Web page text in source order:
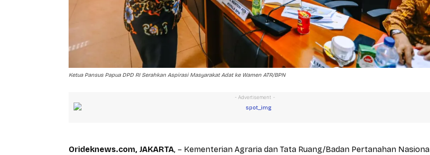
Ketua Pansus Papua DPD RI Serahkan Aspirasi Masyarakat Adat ke Wamen ATR/BPN
- Advertisement -
Orideknews.com, JAKARTA, – Kementerian Agraria dan Tata Ruang/Badan Pertanahan Nasional